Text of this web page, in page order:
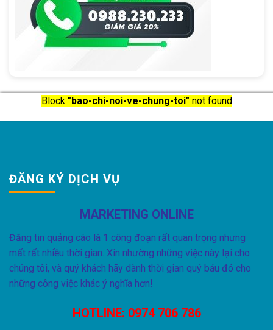
Block "bao-chi-noi-ve-chung-toi" not found
ĐĂNG KÝ DỊCH VỤ
MARKETING ONLINE
Đăng tin quảng cáo là 1 công đoạn rất quan trọng nhưng
mất rất nhiều thời gian. Xin nhường những việc này lại cho
chúng tôi, và quý khách hãy dành thời gian quý báu đó cho
những công việc khác ý nghĩa hơn!
HOTLINE: 0974 706 786